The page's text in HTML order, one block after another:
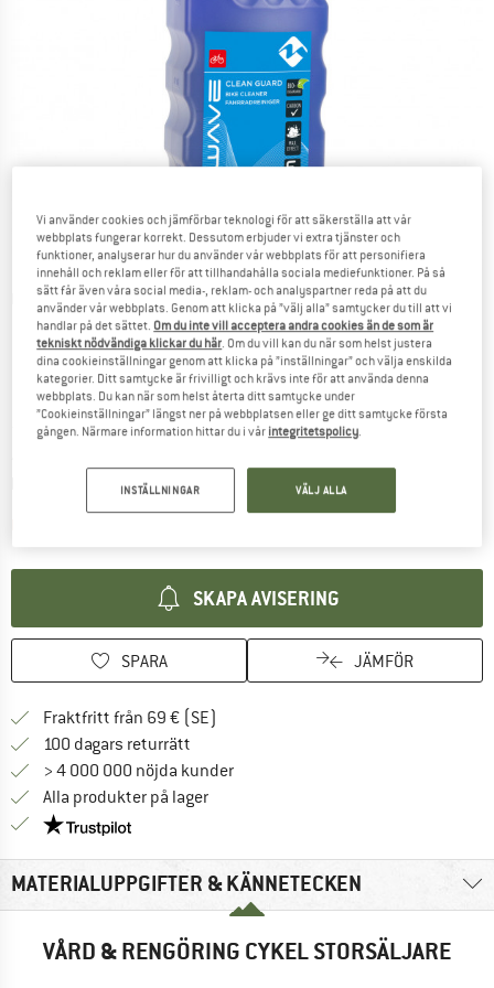
Detaljbilder
Pris:
7,90€ inkl. moms
Information om fraktkostnader. Öppnas i en inforuta
SKAPA AVISERING
SPARA JÄMFÖR
Fraktfritt från 69 € (SE)
100 dagars returrätt
> 4 000 000 nöjda kunder
Alla produkter på lager
Trust Pilot-garanti - hitta all information här!
MATERIALUPPGIFTER & KÄNNETECKEN
VÅRD & RENGÖRING CYKEL STORSÄLJARE
Vi använder cookies och jämförbar teknologi för att säkerställa att vår
webbplats fungerar korrekt. Dessutom erbjuder vi extra tjänster och
funktioner, analyserar hur du använder vår webbplats för att personifiera
innehåll och reklam eller för att tillhandahålla sociala mediefunktioner. På så
sätt får även våra social media-, reklam- och analyspartner reda på att du
använder vår webbplats. Genom att klicka på ”välj alla” samtycker du till att vi
handlar på det sättet. Om du inte vill acceptera andra cookies än de som är
tekniskt nödvändiga klickar du här. Om du vill kan du när som helst justera
dina cookieinställningar genom att klicka på ”inställningar” och välja enskilda
kategorier. Ditt samtycke är frivilligt och krävs inte för att använda denna
webbplats. Du kan när som helst återta ditt samtycke under
”Cookieinställningar” längst ner på webbplatsen eller ge ditt samtycke första
gången. Närmare information hittar du i vår integritetspolicy.
INSTÄLLNINGAR VÄLJ ALLA